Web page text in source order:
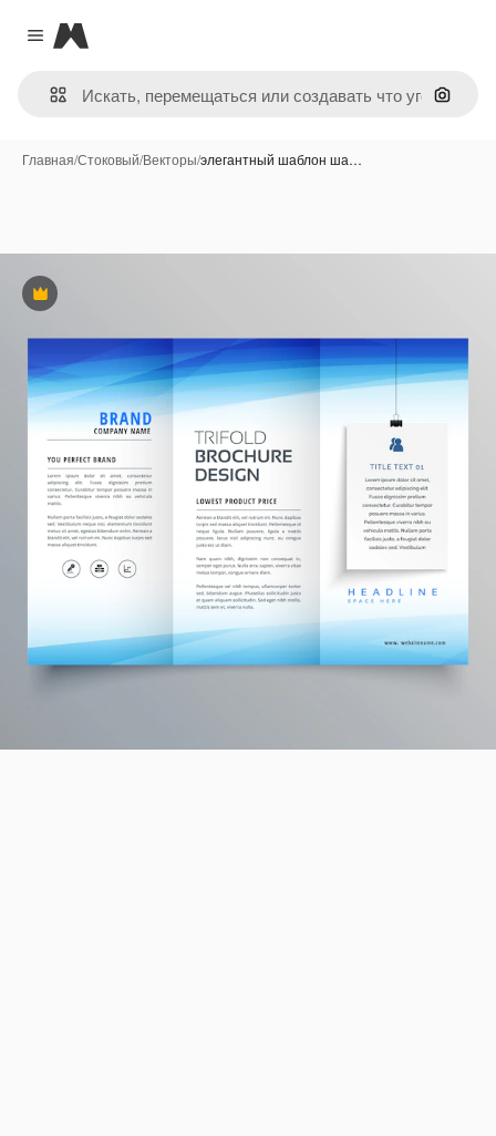
Close menu
Magnific
Поиск
Главная/Стоковый/Векторы/элегантный шаблон ша…
Премиум